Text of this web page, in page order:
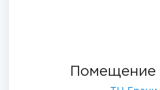
Помещение